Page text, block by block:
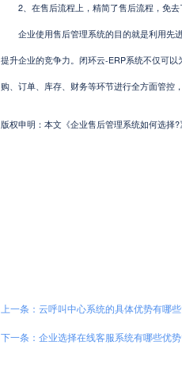
2、在售后流程上，精简了售后流程，免去
企业使用售后管理系统的目的就是利用先进
提升企业的竞争力。闭环云-ERP系统不仅可
购、订单、库存、财务等环节进行全方面管控
版权申明：本文《企业售后管理系统如何选择
上一条：云呼叫中心系统的具体优势有哪
下一条：企业选择在线客服系统有哪些优